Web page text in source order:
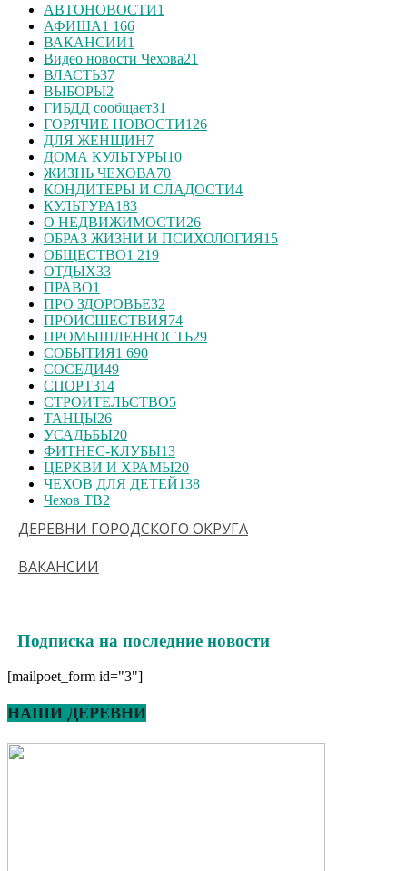
АВТОНОВОСТИ1
АФИША1 166
ВАКАНСИИ1
Видео новости Чехова21
ВЛАСТЬ37
ВЫБОРЫ2
ГИБДД сообщает31
ГОРЯЧИЕ НОВОСТИ126
ДЛЯ ЖЕНЩИН7
ДОМА КУЛЬТУРЫ10
ЖИЗНЬ ЧЕХОВА70
КОНДИТЕРЫ И СЛАДОСТИ4
КУЛЬТУРА183
О НЕДВИЖИМОСТИ26
ОБРАЗ ЖИЗНИ И ПСИХОЛОГИЯ15
ОБЩЕСТВО1 219
ОТДЫХ33
ПРАВО1
ПРО ЗДОРОВЬЕ32
ПРОИСШЕСТВИЯ74
ПРОМЫШЛЕННОСТЬ29
СОБЫТИЯ1 690
СОСЕДИ49
СПОРТ314
СТРОИТЕЛЬСТВО5
ТАНЦЫ26
УСАДЬБЫ20
ФИТНЕС-КЛУБЫ13
ЦЕРКВИ И ХРАМЫ20
ЧЕХОВ ДЛЯ ДЕТЕЙ138
Чехов ТВ2
ДЕРЕВНИ ГОРОДСКОГО ОКРУГА
ВАКАНСИИ
Подписка на последние новости
[mailpoet_form id="3"]
НАШИ ДЕРЕВНИ